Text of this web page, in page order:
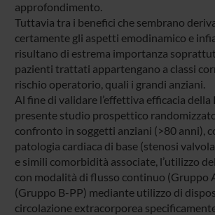
approfondimento.
Tuttavia tra i benefici che sembrano
certamente gli aspetti emodinamico e
risultano di estrema importanza
pazienti trattati appartengano a classi
rischio operatorio, quali i grandi anziani.
Al fine di validare l’effettiva efficacia della
presente studio prospettico
confronto in soggetti anziani (>80 anni),
patologia cardiaca di base (stenosi
e simili comorbidità associate, l’utilizzo
con modalità di flusso continuo (Gruppo
(Gruppo B-PP) mediante utilizzo di
circolazione extracorporea